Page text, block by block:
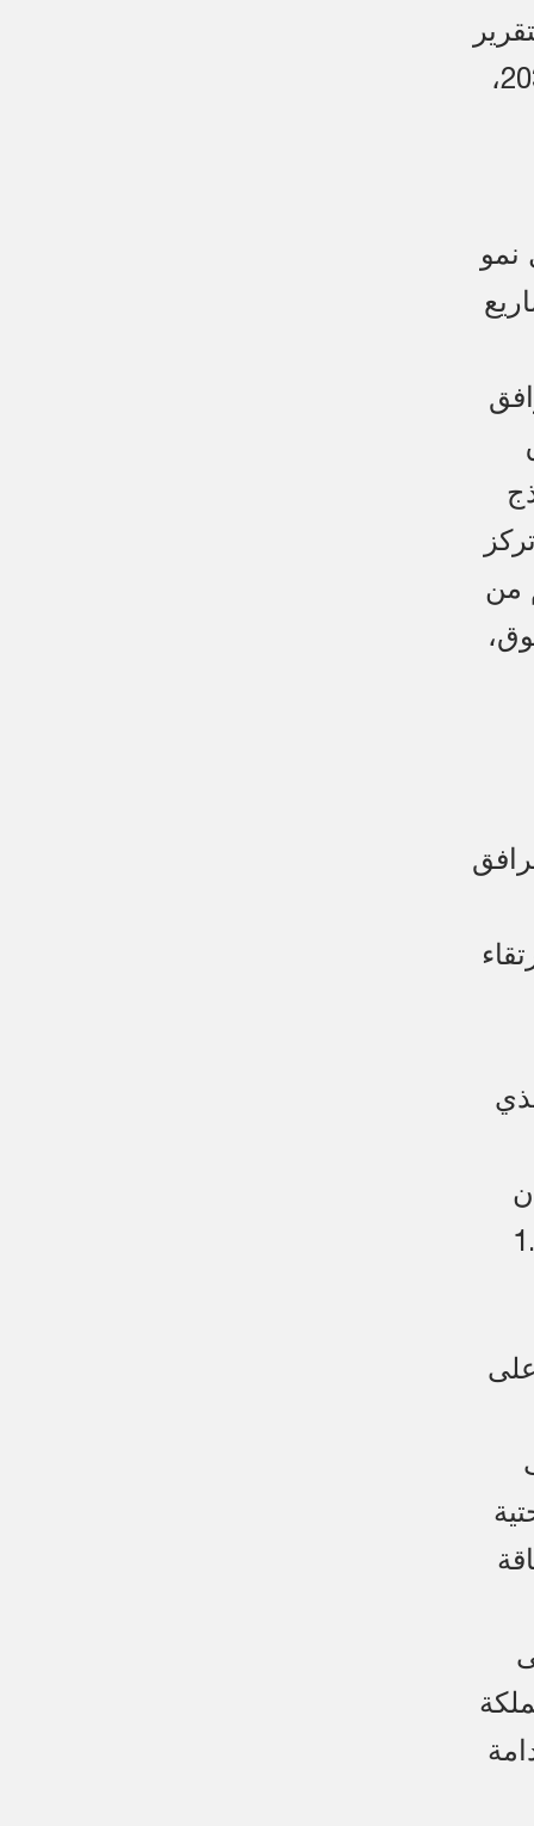
الضوء على الدور المحوري للقطاع في دعم رؤية السعودية 2030،
عام 2025، بمعدل نمو
مشاريع
من
المملكة البالغة 1.3